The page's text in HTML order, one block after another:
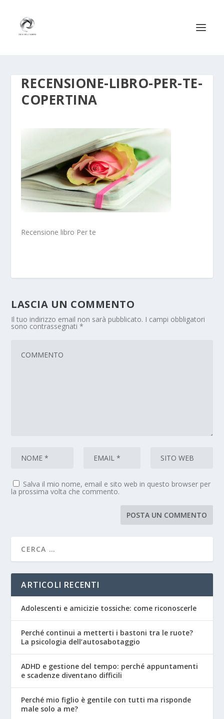
RECENSIONE-LIBRO-PER-TE-
COPERTINA
Recensione libro Per te
LASCIA UN COMMENTO
Il tuo indirizzo email non sarà pubblicato. I campi obbligatori
sono contrassegnati*
Salva il mio nome, email e sito web in questo browser per
la prossima volta che commento.
ARTICOLI RECENTI
Adolescenti e amicizie tossiche: come riconoscerle
Perché continui a metterti i bastoni tra le ruote?
La psicologia dell’autosabotaggio
ADHD e gestione del tempo: perché appuntamenti
e scadenze diventano difficili
Perché mio figlio è gentile con tutti ma risponde
male solo a me?